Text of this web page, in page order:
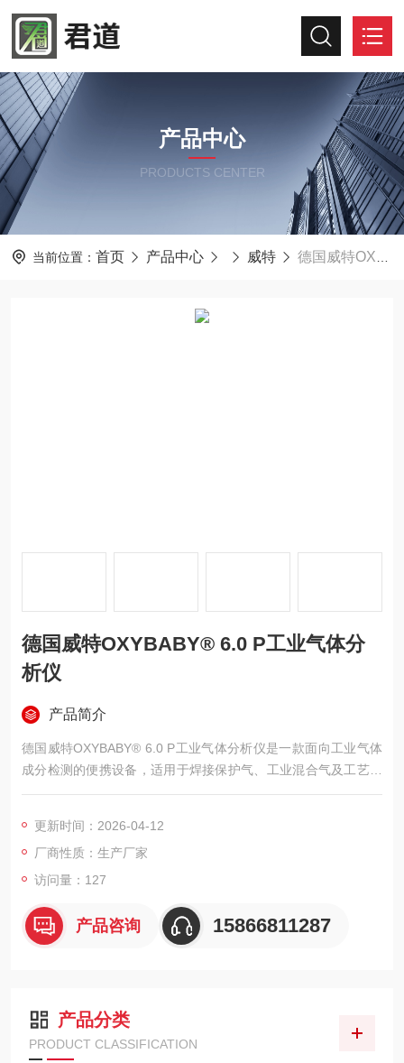
产品中心
PRODUCTS CENTER
当前位置： 首页 产品中心 威特 德国威特OXYBABY® 6.0 P工业气体分析仪
德国威特OXYBABY® 6.0 P工业气体分
析仪
产品简介
德国威特OXYBABY® 6.0 P工业气体分析仪是一款面向工业气体
成分检测的便携设备，适用于焊接保护气、工业混合气及工艺气
体管线中的O2或CO2浓度核查。该仪器采用电化学与红外双传感
组测量数据，机身耐撞击且易于清洁。
更新时间：2026-04-12
厂商性质：生产厂家
访问量：127
产品咨询 15866811287
产品分类
PRODUCT CLASSIFICATION